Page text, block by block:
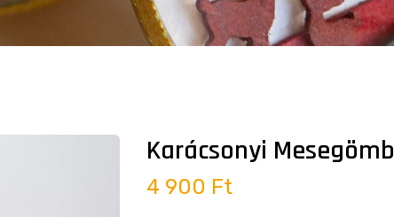
Karácsonyi Mesegömb
4 900 Ft